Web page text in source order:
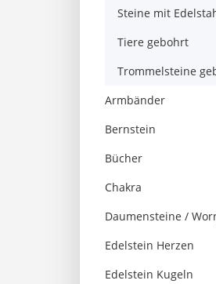
Steine mit
Tiere gebohrt
Trommelsteine
Armbänder
Bernstein
Bücher
Chakra
Daumensteine /
Edelstein Herzen
Edelstein Kugeln